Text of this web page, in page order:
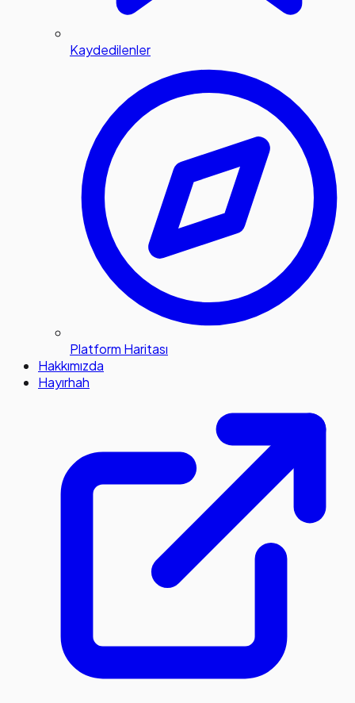
Kaydedilenler
Platform Haritası
Hakkımızda
Hayırhah